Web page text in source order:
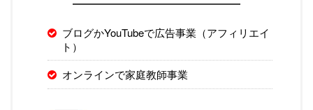
ブログかYouTubeで広告事業（アフィリエイ
ト）
オンラインで家庭教師事業